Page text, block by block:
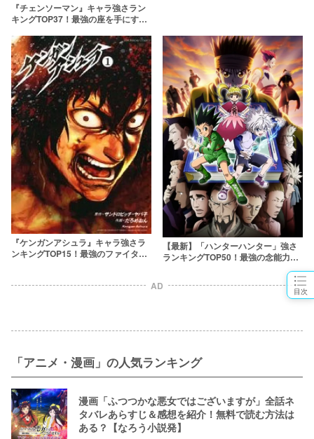
目次
『チェンソーマン』キャラ強さラン
キングTOP37！最強の座を手にする
『ケンガンアシュラ』キャラ強さラ
ンキングTOP15！最強のファイター
【最新】「ハンターハンター」強さ
ランキングTOP50！最強の念能力者
AD
「アニメ・漫画」の人気ランキング
漫画「ふつつかな悪女ではございますが」全話ネ
タバレあらすじ＆感想を紹介！無料で読む方法は
ある？【なろう小説発】